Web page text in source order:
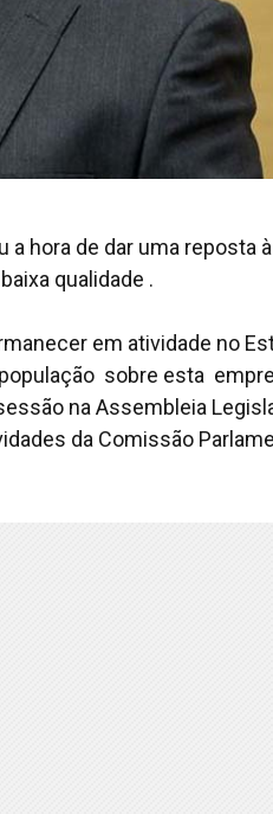
a hora de dar uma reposta à
qualidade .
em atividade no
sobre esta
na Assembleia
da Comissão